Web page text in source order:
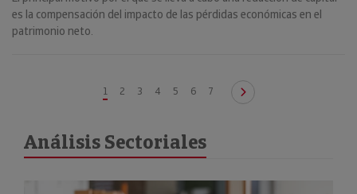
es la compensación del impacto de las pérdidas económicas en el
patrimonio neto.
1 2 3 4 5 6 7
Análisis Sectoriales